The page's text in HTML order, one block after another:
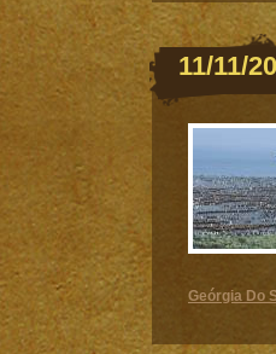
11/11/
Geórgia Do